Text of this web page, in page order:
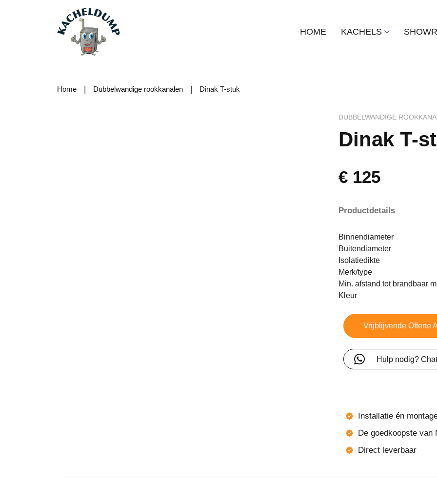
HOME KACHELS
Home | Dubbelwandige rookkanalen | Dinak T-stuk
DUBBELWANDIGE
Dinak T-
€ 125
Productdetails
Binnendiameter
Buitendiameter
Isolatiedikte
Merk/type
Min. afstand tot brandbaar
Kleur
Vrijblijvende Offerte
Hulp nodig?
Installatie én
De goedkoopste van
Direct leverbaar